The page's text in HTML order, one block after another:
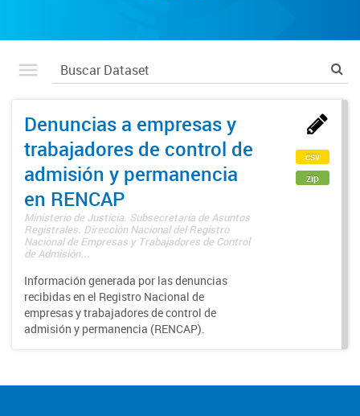
Denuncias a empresas y
trabajadores de control de
admisión y permanencia
en RENCAP
Ministerio de Justicia. Subsecretaría de Asuntos
Registrales. Dirección Nacional del Registro
Nacional de Empresas y Trabajadores de Control
de Admisión...
Información generada por las denuncias
recibidas en el Registro Nacional de
empresas y trabajadores de control de
admisión y permanencia (RENCAP).
csv
zip